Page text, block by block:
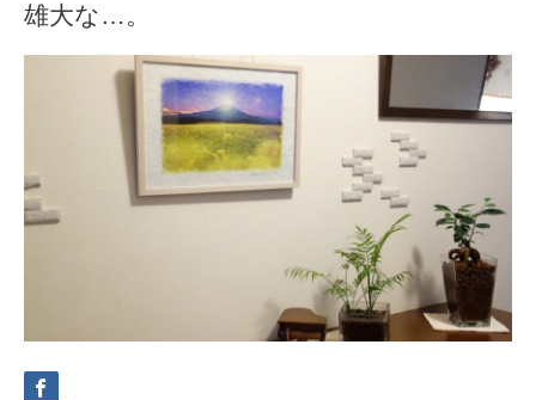
雄大な…。